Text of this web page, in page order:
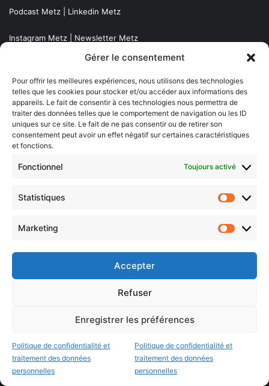
Gérer le consentement
Pour offrir les meilleures expériences, nous utilisons des technologies
telles que les cookies pour stocker et/ou accéder aux informations des
appareils. Le fait de consentir à ces technologies nous permettra de
traiter des données telles que le comportement de navigation ou les ID
uniques sur ce site. Le fait de ne pas consentir ou de retirer son
consentement peut avoir un effet négatif sur certaines caractéristiques
et fonctions.
Fonctionnel Toujours activé
Statistiques
Marketing
Accepter
Refuser
Enregistrer les préférences
Politique de confidentialité et
traitement des données
personnelles
Politique de confidentialité et
traitement des données
personnelles
Podcast Metz Linkedin Metz
Instagram Metz Newsletter Metz
Nos éditions
Agenda Grand Est
Agenda Moselle Est
Luxembourg & frontaliers
Thionville & Moselle Nord
Dossiers à la Une
Sentier des lanternes
Newsletter gratuite